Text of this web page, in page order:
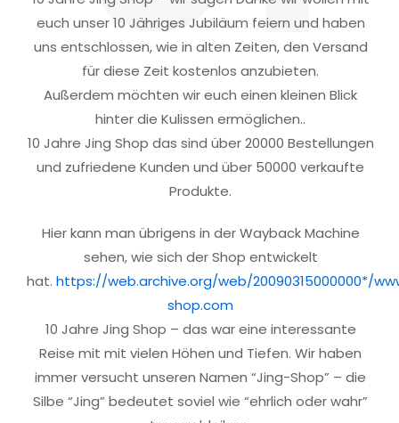
euch unser 10 Jähriges Jubiläum feiern und haben
uns entschlossen, wie in alten Zeiten, den Versand
für diese Zeit kostenlos anzubieten.
Außerdem möchten wir euch einen kleinen Blick
hinter die Kulissen ermöglichen..
10 Jahre Jing Shop das sind über 20000 Bestellungen
und zufriedene Kunden und über 50000 verkaufte
Produkte.
Hier kann man übrigens in der Wayback Machine
sehen, wie sich der Shop entwickelt
hat. https://web.archive.org/web/20090315000000*/
shop.com
10 Jahre Jing Shop – das war eine interessante
Reise mit mit vielen Höhen und Tiefen. Wir haben
immer versucht unseren Namen “Jing-Shop” – die
Silbe “Jing” bedeutet soviel wie “ehrlich oder wahr”